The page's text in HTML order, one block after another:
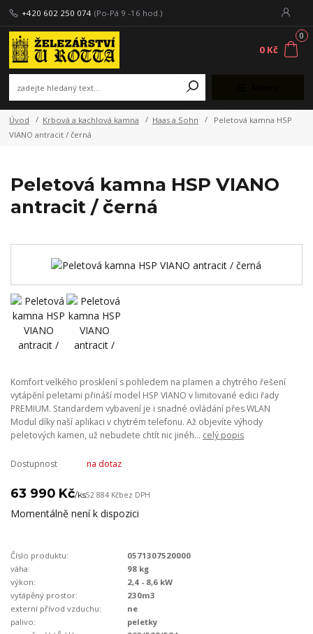
+420 602 250 074 (Po-Pá 9 -16 hod.)
0
0 Kč
Úvod Krbová a kachlová kamna Haas a Sohn
Peletová kamna HSP
VIANO antracit / černá
Peletová kamna HSP VIANO
antracit / černá
Komfort velkého prosklení s pohledem na plamen a chytrého řešení
vytápění peletami přináší model HSP VIANO v limitované edici řady
PREMIUM. Standardem vybavení je i snadné ovládání přes WLAN
Modul díky naší aplikaci v chytrém telefonu. Až objevíte výhody
peletových kamen, už nebudete chtít nic jinéh... celý popis
Dostupnost na dotaz
63 990 Kč/ks52 884 Kčbez DPH
Momentálně není k dispozici
Číslo produktu:
0571307520000
váha:
98 kg
výkon:
2,4 - 8,6 kW
vytápěný prostor:
230m3
externí přívod vzduchu:
ne
palivo:
peletky